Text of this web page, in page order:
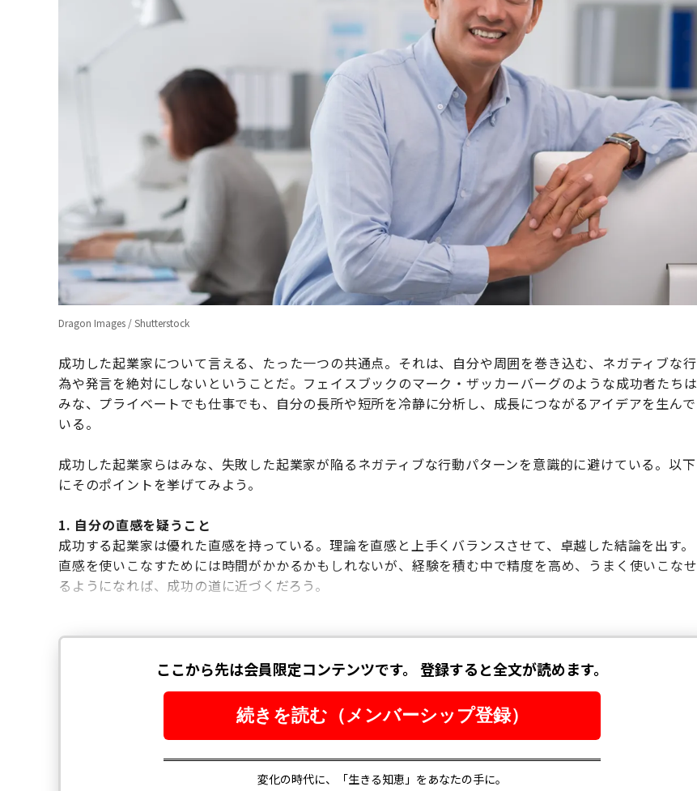
Dragon Images / Shutterstock
成功した起業家について言える、たった一つの共通点。それは、自分や周囲を巻き込む、ネガティブな行
為や発言を絶対にしないということだ。フェイスブックのマーク・ザッカーバーグのような成功者たちは
みな、プライベートでも仕事でも、自分の長所や短所を冷静に分析し、成長につながるアイデアを生んで
いる。
成功した起業家らはみな、失敗した起業家が陥るネガティブな行動パターンを意識的に避けている。以下
にそのポイントを挙げてみよう。
1. 自分の直感を疑うこと
成功する起業家は優れた直感を持っている。理論を直感と上手くバランスさせて、卓越した結論を出す。
直感を使いこなすためには時間がかかるかもしれないが、経験を積む中で精度を高め、うまく使いこなせ
るようになれば、成功の道に近づくだろう。